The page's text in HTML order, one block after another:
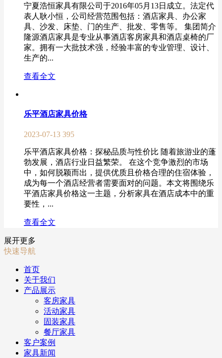
宁夏浩恒家具有限公司于2016年05月13日成立。法定代
表人耿小恒，公司经营范围包括：酒店家具、办公家
具、沙发、床垫、门的生产、批发、零售等。 集团简介
隆源酒店家具是专业从事酒店客房家具和酒店桌椅的厂
家。拥有一大批技术强，经验丰富的专业管理、设计、
生产的...
查看全文
乐平酒店家具价格
2023-07-13 395
乐平酒店家具价格：探秘品质与性价比 随着旅游业的蓬
勃发展，酒店行业日益繁荣。 在这个竞争激烈的市场
中，如何脱颖而出，提供优质且价格合理的住宿体验，
成为每一个酒店经营者需要面对的问题。本文将围绕乐
平酒店家具价格这一主题，分析家具在酒店成本中的重
要性，...
查看全文
展开更多
快速导航
首页
关于我们
产品展示
客房家具
活动家具
固装家具
餐厅家具
客户案例
家具新闻